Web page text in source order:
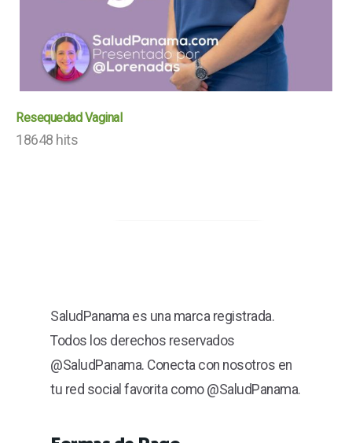
Resequedad Vaginal
18648 hits
SaludPanama es una marca registrada.
Todos los derechos reservados
@SaludPanama. Conecta con nosotros en
tu red social favorita como @SaludPanama.